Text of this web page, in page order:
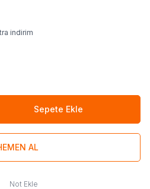
indirim
Sepete Ekle
AL
Not Ekle